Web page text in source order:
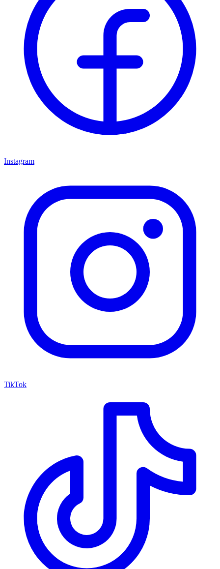
Instagram
TikTok